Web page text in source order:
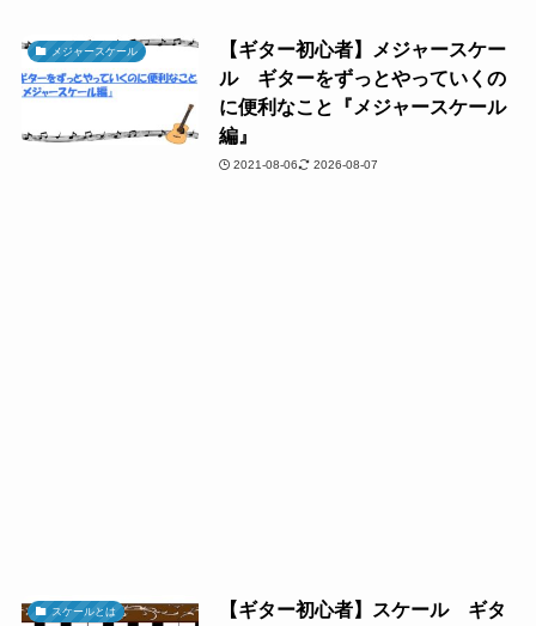
メジャースケール
【ギター初心者】メジャースケー
ル ギターをずっとやっていくの
に便利なこと『メジャースケール
編』
2021-08-06 2026-08-07
スケールとは
【ギター初心者】スケール ギタ